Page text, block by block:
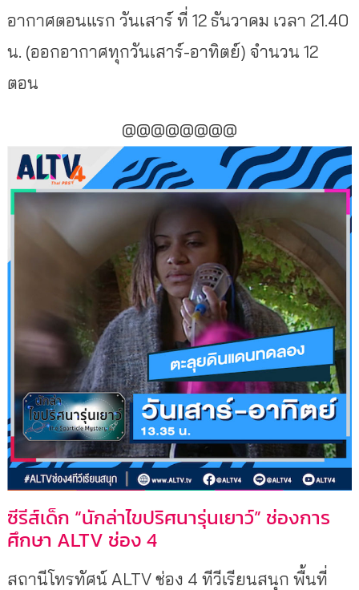
อากาศตอนแรก วันเสาร์ ที่ 12 ธันวาคม เวลา 21.40
น. (ออกอากาศทุกวันเสาร์-อาทิตย์) จำนวน 12
ตอน
@@@@@@@@
ซีรีส์เด็ก “นักล่าไขปริศนารุ่นเยาว์” ช่องการ
ศึกษา ALTV ช่อง 4
สถานีโทรทัศน์ ALTV ช่อง 4 ทีวีเรียนสนุก พื้นที่